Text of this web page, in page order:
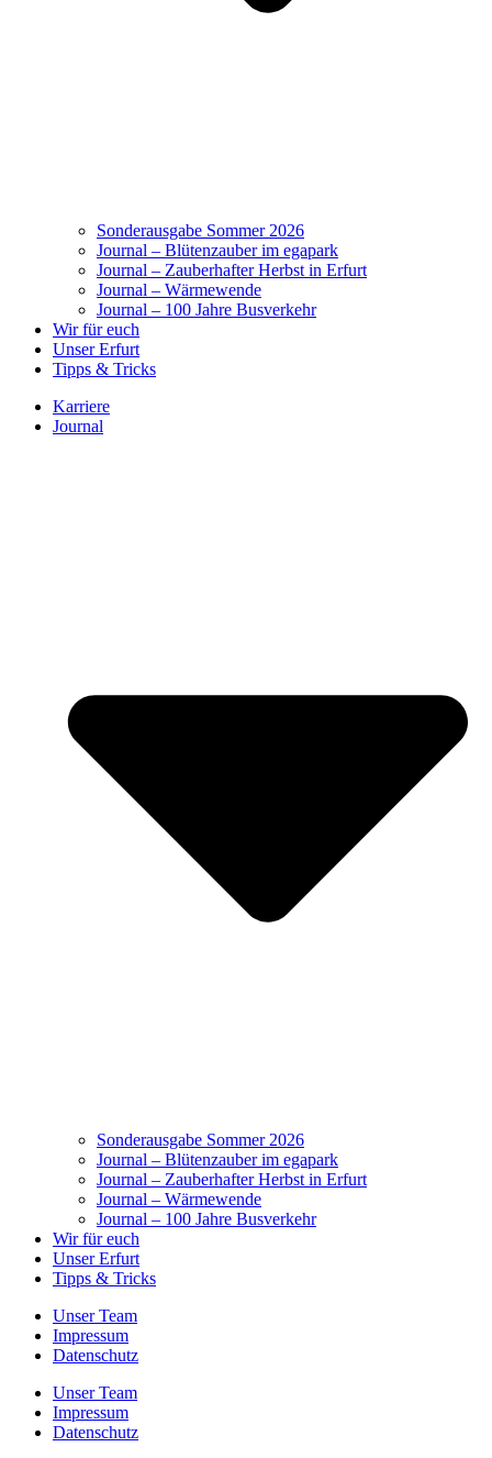
Sonderausgabe Sommer 2026
Journal – Blütenzauber im egapark
Journal – Zauberhafter Herbst in Erfurt
Journal – Wärmewende
Journal – 100 Jahre Busverkehr
Wir für euch
Unser Erfurt
Tipps & Tricks
Karriere
Journal
Sonderausgabe Sommer 2026
Journal – Blütenzauber im egapark
Journal – Zauberhafter Herbst in Erfurt
Journal – Wärmewende
Journal – 100 Jahre Busverkehr
Wir für euch
Unser Erfurt
Tipps & Tricks
Unser Team
Impressum
Datenschutz
Unser Team
Impressum
Datenschutz